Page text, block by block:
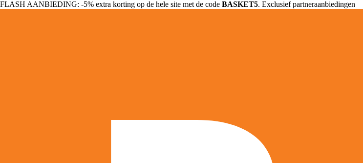
FLASH AANBIEDING: -5% extra korting op de hele site met de code BASKET5. Exclusief partneraanbiedingen